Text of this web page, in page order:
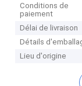
Conditions de
paiement
Délai de livraison
Détails
Lieu d'origine